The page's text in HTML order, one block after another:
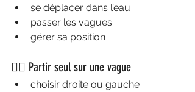
se déplacer dans l’eau
passer les vagues
gérer sa position
🏄‍♂️ Partir seul sur une vague
choisir droite ou gauche